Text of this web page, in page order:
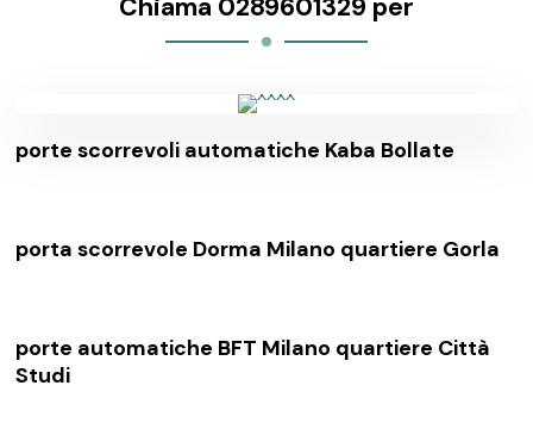
Chiama 0289601329 per
porte scorrevoli automatiche Kaba Bollate
porta scorrevole Dorma Milano quartiere Gorla
porte automatiche BFT Milano quartiere Città
Studi